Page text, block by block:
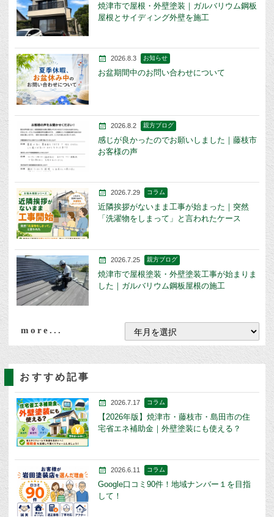
焼津市で屋根・外壁塗装｜ガルバリウム鋼板
屋根とサイディング外壁を施工
2026.8.3 お知らせ
お盆期間中のお問い合わせについて
2026.8.2 親方ブログ
感じが良かったのでお願いしました｜藤枝市
お客様の声
2026.7.29 コラム
近隣挨拶がないまま工事が始まった｜突然
「洗濯物をしまって」と言われたケース
2026.7.25 親方ブログ
焼津市で屋根塗装・外壁塗装工事が始まりま
した｜ガルバリウム鋼板屋根の施工
more...
おすすめ記事
2026.7.17 コラム
【2026年版】焼津市・藤枝市・島田市の住
宅省エネ補助金｜外壁塗装にも使える？
2026.6.11 コラム
Google口コミ90件！地域ナンバー１を目指
して！